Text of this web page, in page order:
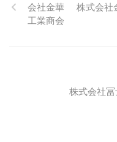
株式会社
株式会社